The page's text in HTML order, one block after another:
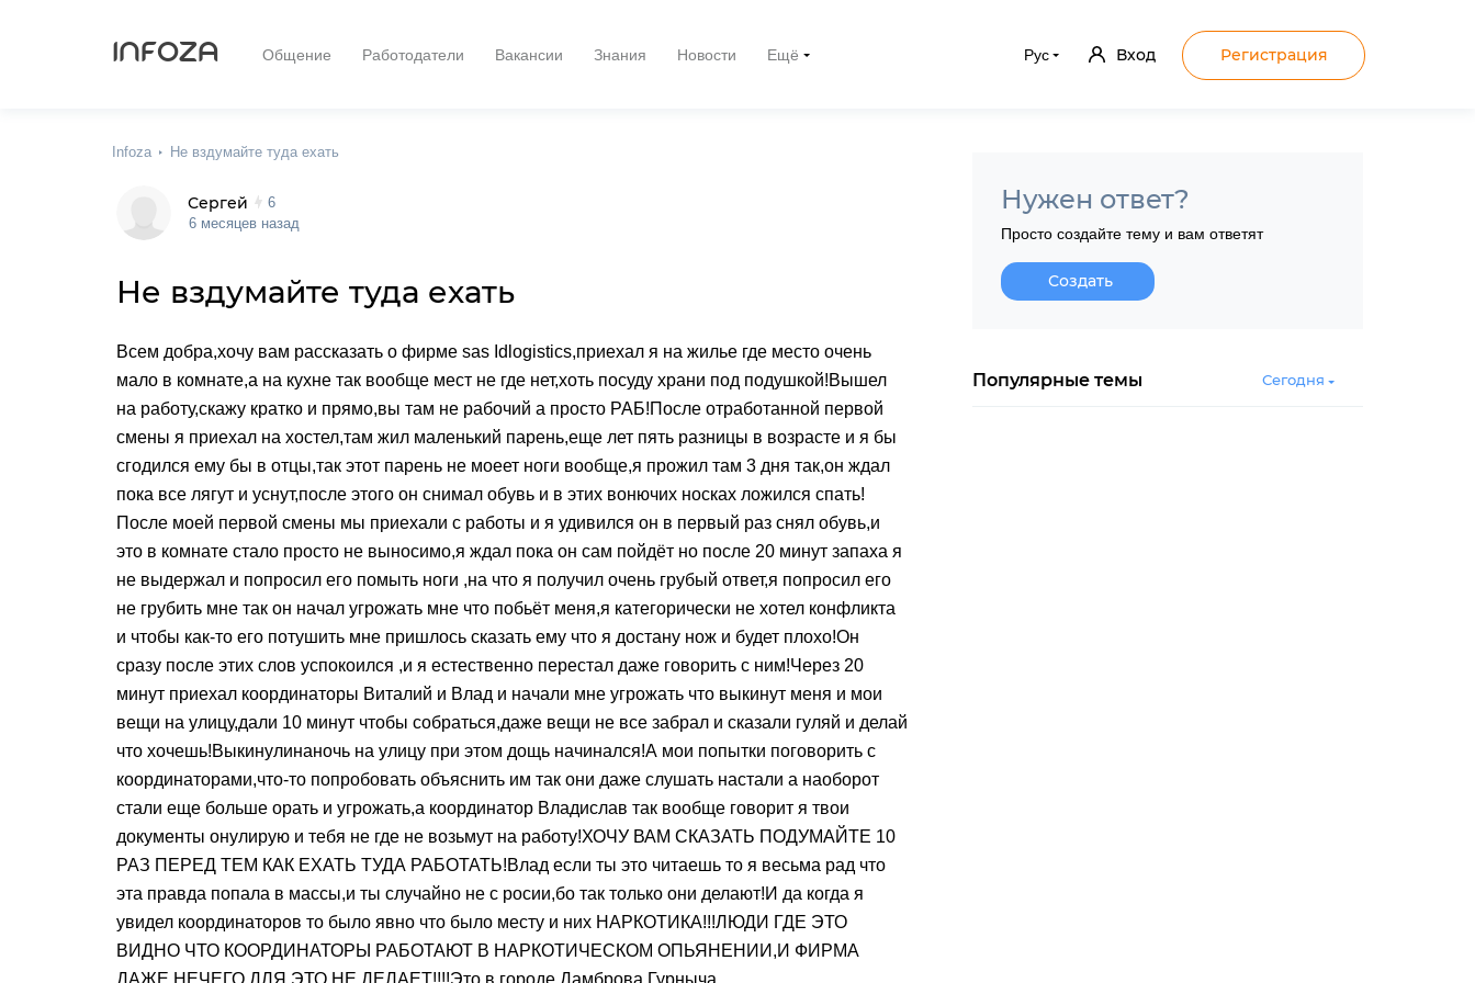
INFOZA Общение Работодатели Вакансии Знания Новости Ещё Рус Вход Регистрация
Infoza Не вздумайте туда ехать
Сергей
6
6 месяцев назад
Не вздумайте туда ехать
Всем добра,хочу вам рассказать о фирме sas Idlogistics,приехал я на жилье где место очень
мало в комнате,а на кухне так вообще мест не где нет,хоть посуду храни под подушкой!Вышел
на работу,скажу кратко и прямо,вы там не рабочий а просто РАБ!После отработанной первой
смены я приехал на хостел,там жил маленький парень,еще лет пять разницы в возрасте и я бы
сгодился ему бы в отцы,так этот парень не моеет ноги вообще,я прожил там 3 дня так,он ждал
пока все лягут и уснут,после этого он снимал обувь и в этих вонючих носках ложился спать!
После моей первой смены мы приехали с работы и я удивился он в первый раз снял обувь,и
это в комнате стало просто не выносимо,я ждал пока он сам пойдёт но после 20 минут запаха я
не выдержал и попросил его помыть ноги ,на что я получил очень грубый ответ,я попросил его
не грубить мне так он начал угрожать мне что побьёт меня,я категорически не хотел конфликта
и чтобы как-то его потушить мне пришлось сказать ему что я достану нож и будет плохо!Он
сразу после этих слов успокоился ,и я естественно перестал даже говорить с ним!Через 20
минут приехал координаторы Виталий и Влад и начали мне угрожать что выкинут меня и мои
вещи на улицу,дали 10 минут чтобы собраться,даже вещи не все забрал и сказали гуляй и делай
что хочешь!Выкинулинаночь на улицу при этом дощь начинался!А мои попытки поговорить с
координаторами,что-то попробовать объяснить им так они даже слушать настали а наоборот
стали еще больше орать и угрожать,а координатор Владислав так вообще говорит я твои
документы онулирую и тебя не где не возьмут на работу!ХОЧУ ВАМ СКАЗАТЬ ПОДУМАЙТЕ 10
РАЗ ПЕРЕД ТЕМ КАК ЕХАТЬ ТУДА РАБОТАТЬ!Влад если ты это читаешь то я весьма рад что
эта правда попала в массы,и ты случайно не с росии,бо так только они делают!И да когда я
увидел координаторов то было явно что было месту и них НАРКОТИКА!!!ЛЮДИ ГДЕ ЭТО
ВИДНО ЧТО КООРДИНАТОРЫ РАБОТАЮТ В НАРКОТИЧЕСКОМ ОПЬЯНЕНИИ,И ФИРМА
ДАЖЕ НЕЧЕГО ДЛЯ ЭТО НЕ ДЕЛАЕТ!!!!Это в городе Дамброва Гурныча
Нужен ответ?
Просто создайте тему и вам ответят
Создать
Популярные темы Сегодня